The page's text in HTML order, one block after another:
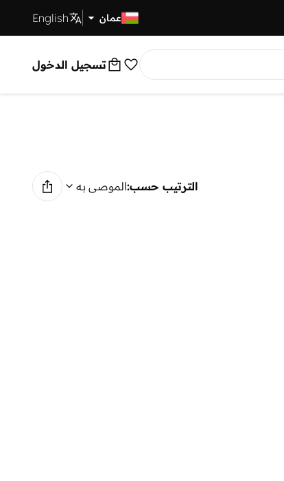
عمان English
تسجيل الدخول
الترتيب حسب:الموصى به